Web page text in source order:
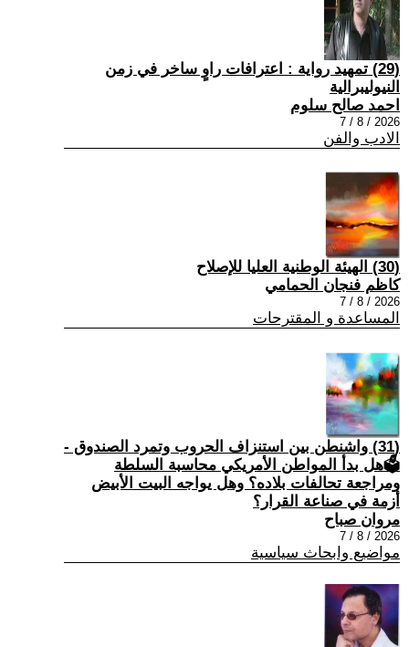
(29) تمهيد رواية : اعترافات راوٍ ساخر في زمن
النيوليبرالية
احمد صالح سلوم
2026 / 8 / 7
الادب والفن
(30) الهيئة الوطنية العليا للإصلاح
كاظم فنجان الحمامي
2026 / 8 / 7
المساعدة و المقترحات
(31) واشنطن بين استنزاف الحروب وتمرد الصندوق -
🗳هل بدأ المواطن الأمريكي محاسبة السلطة
ومراجعة تحالفات بلاده؟ وهل يواجه البيت الأبيض
أزمة في صناعة القرار؟
مروان صباح
2026 / 8 / 7
مواضيع وابحاث سياسية